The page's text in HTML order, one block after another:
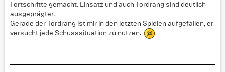
Fortschritte gemacht. Einsatz und auch Tordrang sind deutlich
ausgeprägter.
Gerade der Tordrang ist mir in den letzten Spielen aufgefallen, er
versucht jede Schusssituation zu nutzen.